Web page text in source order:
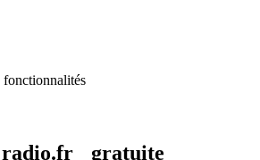
fonctionnalités
radio.fr gratuite